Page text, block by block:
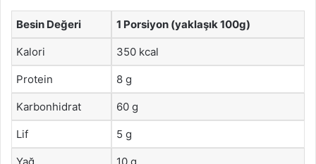
Besin Değeri 1 Porsiyon (yaklaşık 100g)
Kalori 350 kcal
Protein 8 g
Karbonhidrat 60 g
Lif 5 g
Yağ 10 g